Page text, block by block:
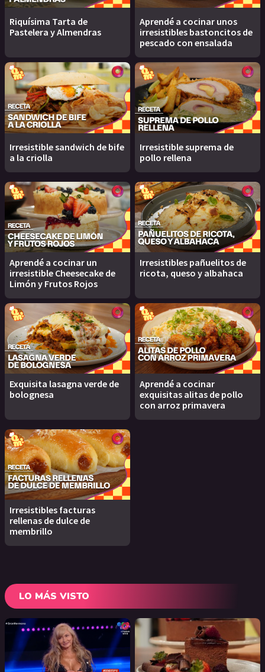
Riquísima Tarta de
Pastelera y Almendras
Aprendé a cocinar unos
irresistibles bastoncitos de
pescado con ensalada
Irresistible sandwich de bife
a la criolla
Irresistible suprema de
pollo rellena
Aprendé a cocinar un
irresistible Cheesecake de
Limón y Frutos Rojos
Irresistibles pañuelitos de
ricota, queso y albahaca
Exquisita lasagna verde de
bolognesa
Aprendé a cocinar
exquisitas alitas de pollo
con arroz primavera
Irresistibles facturas
rellenas de dulce de
membrillo
LO MÁS VISTO